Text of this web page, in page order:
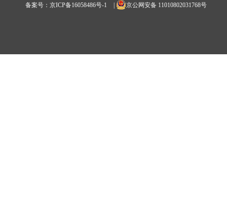
备案号：京ICP备16058486号-1
京公网安备 11010802031768号